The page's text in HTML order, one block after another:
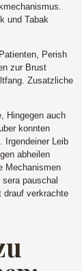
und Tabak
Perish
zur Brust
Zusatzliche
Hingegen auch
konnten
Irgendeiner Leib
abheilen
Mechanismen
pauschal
drauf verkrachte